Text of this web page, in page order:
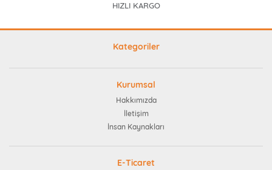
HIZLI KARGO
Kategoriler
Kurumsal
Hakkımızda
İletişim
İnsan Kaynakları
E-Ticaret